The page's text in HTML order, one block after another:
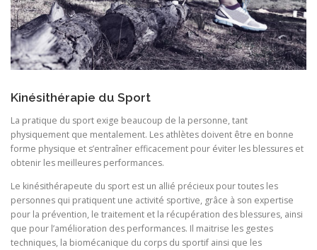
Kinésithérapie du Sport
La pratique du sport exige beaucoup de la personne, tant
physiquement que mentalement. Les athlètes doivent être en bonne
forme physique et s’entraîner efficacement pour éviter les blessures et
obtenir les meilleures performances.
Le kinésithérapeute du sport est un allié précieux pour toutes les
personnes qui pratiquent une activité sportive, grâce à son expertise
pour la prévention, le traitement et la récupération des blessures, ainsi
que pour l’amélioration des performances. Il maitrise les gestes
techniques, la biomécanique du corps du sportif ainsi que les